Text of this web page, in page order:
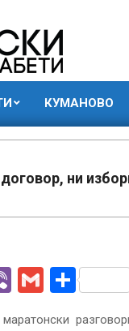
КУМАНОВО
ни
ViberGmail